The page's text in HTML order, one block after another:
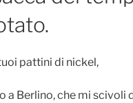
pattini di nickel,
a Berlino, che mi scivoli